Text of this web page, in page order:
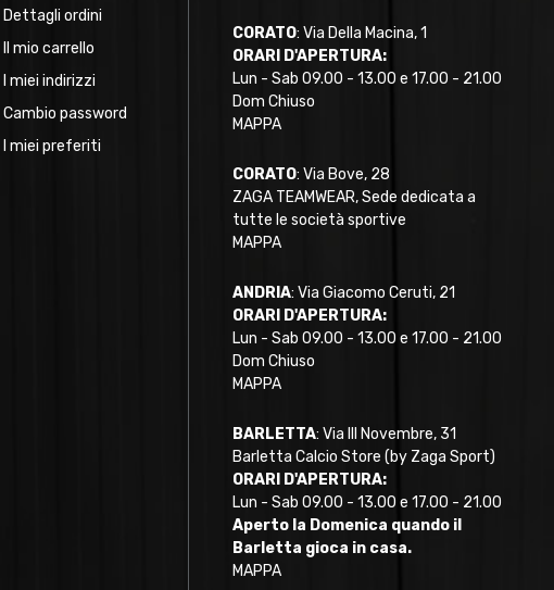
CORATO: Via Della Macina, 1
ORARI D'APERTURA:
Lun - Sab 09.00 - 13.00 e 17.00 - 21.00
Dom Chiuso
MAPPA
CORATO: Via Bove, 28
ZAGA TEAMWEAR, Sede dedicata a
tutte le società sportive
MAPPA
ANDRIA: Via Giacomo Ceruti, 21
ORARI D'APERTURA:
Lun - Sab 09.00 - 13.00 e 17.00 - 21.00
Dom Chiuso
MAPPA
BARLETTA: Via III Novembre, 31
Barletta Calcio Store (by Zaga Sport)
ORARI D'APERTURA:
Lun - Sab 09.00 - 13.00 e 17.00 - 21.00
Aperto la Domenica quando il
Barletta gioca in casa.
MAPPA
Dettagli ordini
Il mio carrello
I miei indirizzi
Cambio password
I miei preferiti